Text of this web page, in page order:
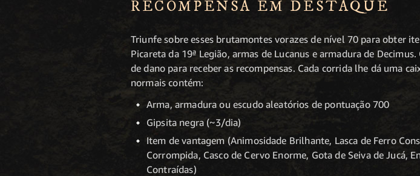
RECOMPENSA EM DESTAQUE
Triunfe sobre esses brutamontes vorazes de nível 70 para obter
Picareta da 19ª Legião, armas de Lucanus e armadura de
de dano para receber as recompensas. Cada corrida lhe dá uma
normais contém:
Arma, armadura ou escudo aleatórios de pontuação 700
Gipsita negra (~3/dia)
Item de vantagem (Animosidade Brilhante, Lasca de Ferro
Corrompida, Casco de Cervo Enorme, Gota de Seiva de Jucá,
Contraídas)